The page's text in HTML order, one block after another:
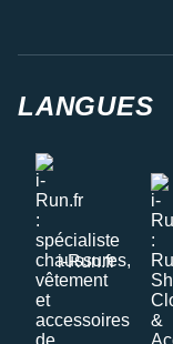
LANGUES
i-Run.fr